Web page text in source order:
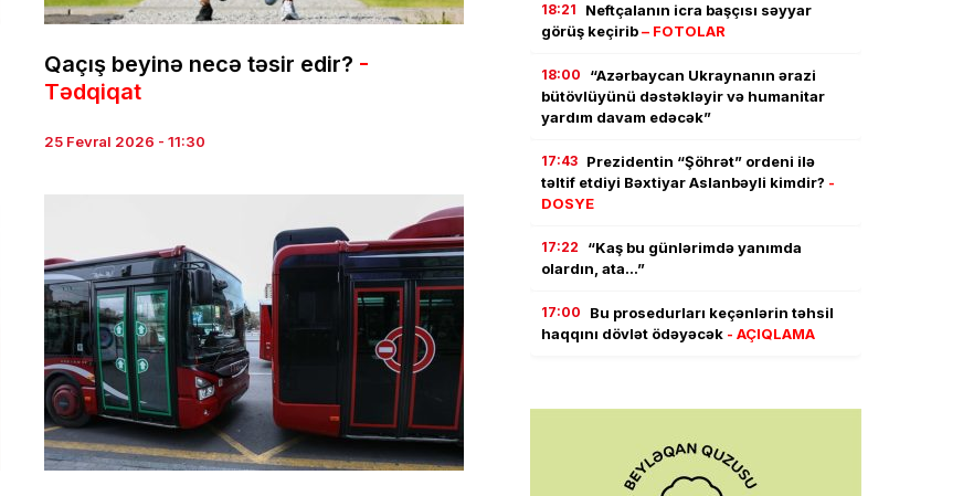
Qaçış beyinə necə təsir edir? -
Tədqiqat
25 Fevral 2026 - 11:30
18:21
Neftçalanın icra başçısı səyyar
görüş keçirib– FOTOLAR
18:00
“Azərbaycan Ukraynanın ərazi
bütövlüyünü dəstəkləyir və humanitar
yardım davam edəcək”
17:43 Prezidentin “Şöhrət” ordeni ilə
təltif etdiyi Bəxtiyar Aslanbəyli kimdir? -
DOSYE
17:22
“Kaş bu günlərimdə yanımda
olardın, ata…”
17:00
Bu prosedurları keçənlərin təhsil
haqqını dövlət ödəyəcək - AÇIQLAMA